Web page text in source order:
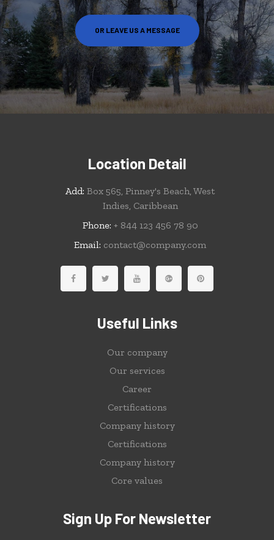
OR LEAVE US A MESSAGE
Location Detail
Add: Box 565, Pinney's Beach, West
Indies, Caribbean
Phone: + 844 123 456 78 90
Email: contact@company.com
Useful Links
Our company
Our services
Career
Certifications
Company history
Certifications
Company history
Core values
Sign Up For Newsletter